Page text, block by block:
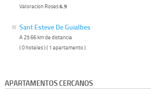
Valoracion Roses6.9
Sant Esteve De Guialbes
A 25.66 km de distancia
( 0 hoteles ) ( 1 apartamento )
APARTAMENTOS CERCANOS